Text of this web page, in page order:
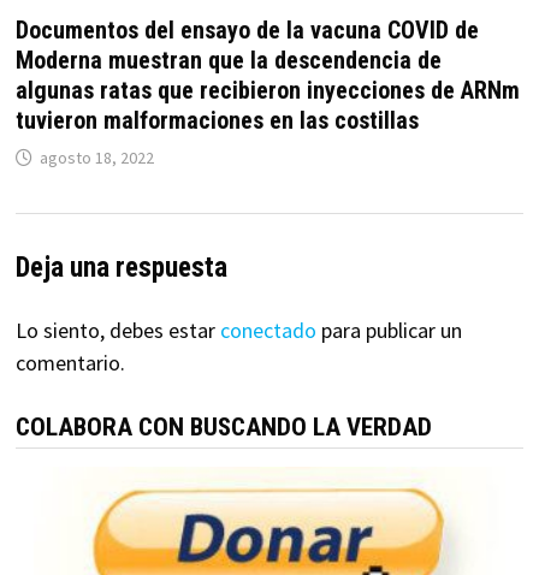
Documentos del ensayo de la vacuna COVID de
Moderna muestran que la descendencia de
algunas ratas que recibieron inyecciones de ARNm
tuvieron malformaciones en las costillas
agosto 18, 2022
Deja una respuesta
Lo siento, debes estar conectado para publicar un
comentario.
COLABORA CON BUSCANDO LA VERDAD